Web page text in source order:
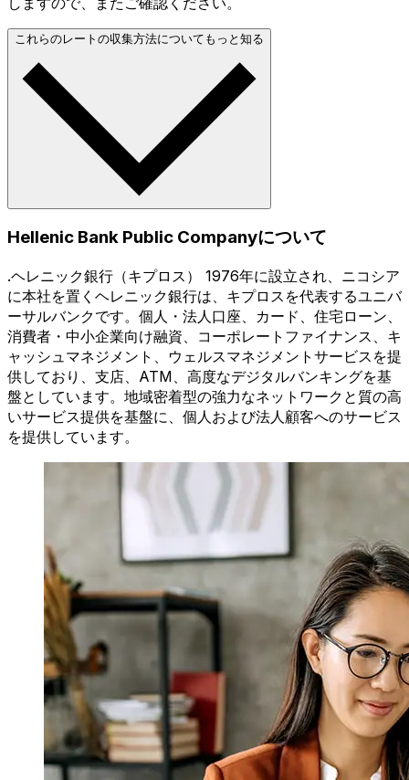
これらのレートの収集方法についてもっと知る
Hellenic Bank Public Companyについて
.ヘレニック銀行（キプロス） 1976年に設立され、ニコシア
に本社を置くヘレニック銀行は、キプロスを代表するユニバ
ーサルバンクです。個人・法人口座、カード、住宅ローン、
消費者・中小企業向け融資、コーポレートファイナンス、キ
ャッシュマネジメント、ウェルスマネジメントサービスを提
供しており、支店、ATM、高度なデジタルバンキングを基
盤としています。地域密着型の強力なネットワークと質の高
いサービス提供を基盤に、個人および法人顧客へのサービス
を提供しています。